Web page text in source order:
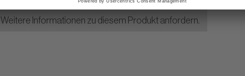
Weitere Informationen zu diesem Produkt anfordern.